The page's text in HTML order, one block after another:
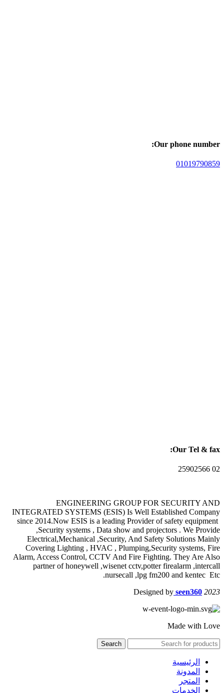
Our phone number:
01019790859
Our Tel & fax:
02 25902566
ENGINEERING GROUP FOR SECURITY AND
INTEGRATED SYSTEMS (ESIS) Is Well Established Company
since 2014.Now ESIS is a leading Provider of safety equipment
,Security systems , Data show and projectors . We Provide
Electrical,Mechanical ,Security, And Safety Solutions Mainly
Covering Lighting , HVAC , Plumping,Security systems, Fire
Alarm, Access Control, CCTV And Fire Fighting. They Are Also
partner of honeywell ,wisenet cctv,potter firealarm ,intercall
nursecall ,lpg fm200 and kentec Etc.
Designed by seen360 2023
Made with Love
Search
الرئيسية
المدونة
المتجر
الخدمات